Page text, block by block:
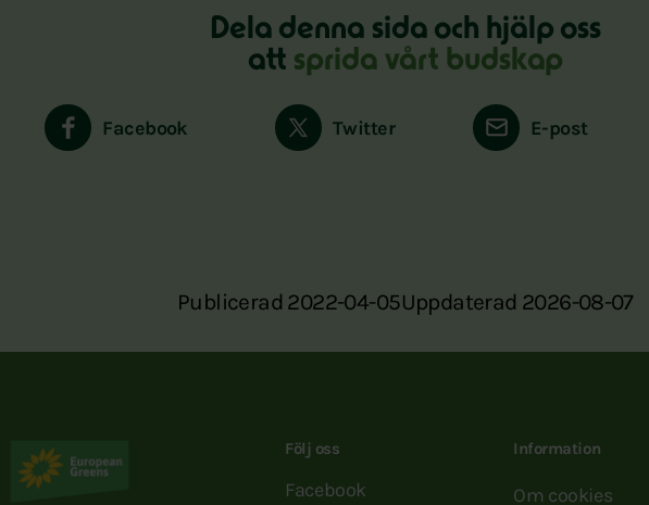
Dela denna sida och hjälp oss
att sprida vårt budskap
Facebook Twitter E-post
Publicerad 2022-04-05Uppdaterad 2026-08-07
Följ oss
Facebook
Information
Om cookies